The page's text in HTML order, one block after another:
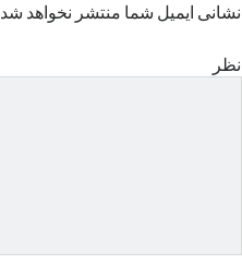
نشانی ایمیل شما منتشر نخواهد
نظر